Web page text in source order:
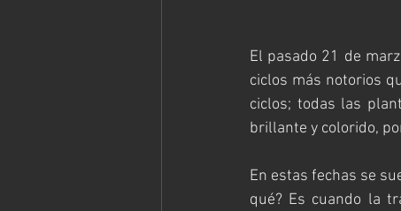
El pasado 21 de
ciclos más notorios
ciclos; todas las
brillante y colorido,
En estas fechas se
qué? Es cuando la